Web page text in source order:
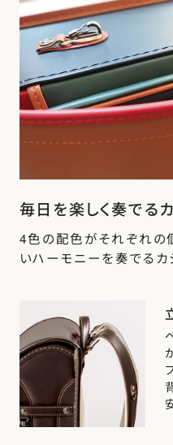
毎日を楽しく奏でる
4色の配色がそれぞれの
いハーモニーを奏でるカ